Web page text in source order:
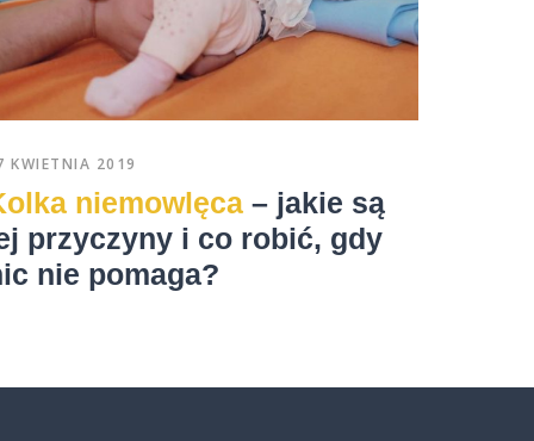
KWIETNIA 2019
niemowlęca– jakie są
przyczyny i co robić, gdy
nie pomaga?